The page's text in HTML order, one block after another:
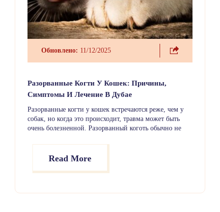
Обновлено: 11/12/2025
Разорванные Когти У Кошек: Причины,
Симптомы И Лечение В Дубае
Разорванные когти у кошек встречаются реже, чем у
собак, но когда это происходит, травма может быть
очень болезненной. Разорванный коготь обычно не
вызывает кровотечение, хромоту и выраженный
дискомфорт, которые требуют внимания. В
но иногда необходим визит к ветеринару, чтобы
инфекцию.
Read More